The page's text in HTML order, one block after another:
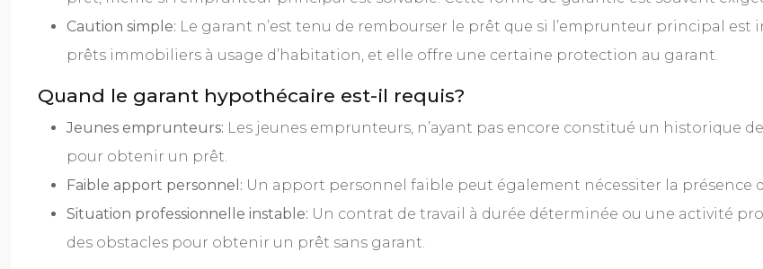
Caution simple: Le garant n’est tenu de rembourser le prêt que si l’emprunteur principal
prêts immobiliers à usage d’habitation, et elle offre une certaine protection au garant.
Quand le garant hypothécaire est-il requis?
Jeunes emprunteurs: Les jeunes emprunteurs, n’ayant pas encore constitué un historique
pour obtenir un prêt.
Faible apport personnel: Un apport personnel faible peut également nécessiter la présence
Situation professionnelle instable: Un contrat de travail à durée déterminée ou une activité
des obstacles pour obtenir un prêt sans garant.